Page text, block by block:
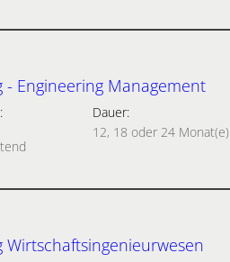
Engineering Management
Dauer:
12, 18 oder 24 Monat(e)